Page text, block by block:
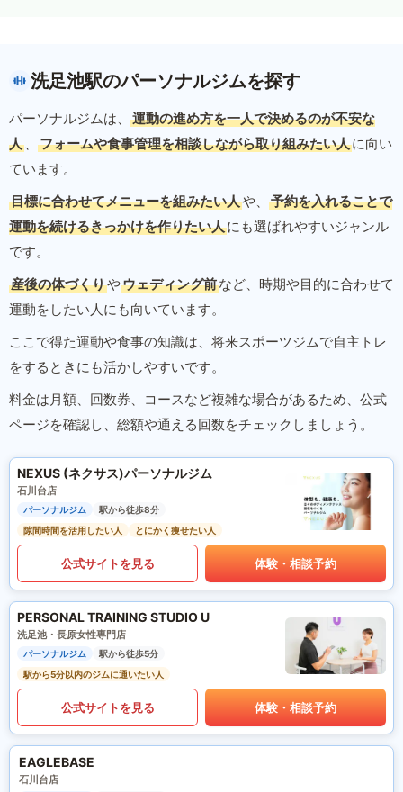
洗足池駅のパーソナルジムを探す
パーソナルジムは、
運動の進め方を一人で決めるのが不安な
人 、 フォームや食事管理を相談しながら取り組みたい人に向い
ています。
目標に合わせてメニューを組みたい人や、
予約を入れることで
運動を続けるきっかけを作りたい人にも選ばれやすいジャンル
です。
産後の体づくりやウェディング前など、時期や目的に合わせて
運動をしたい人にも向いています。
ここで得た運動や食事の知識は、将来スポーツジムで自主トレ
をするときにも活かしやすいです。
料金は月額、回数券、コースなど複雑な場合があるため、公式
ページを確認し、総額や通える回数をチェックしましょう。
NEXUS (ネクサス)パーソナルジム
石川台店
パーソナルジム
駅から徒歩8分
隙間時間を活用したい人
とにかく痩せたい人
公式サイトを見る 体験・相談予約
PERSONAL TRAINING STUDIO U
洗足池・長原女性専門店
パーソナルジム
駅から徒歩5分
駅から5分以内のジムに通いたい人
公式サイトを見る 体験・相談予約
EAGLEBASE
石川台店